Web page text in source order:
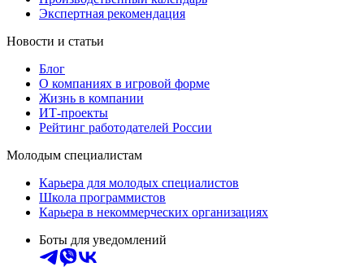
Экспертная рекомендация
Новости и статьи
Блог
О компаниях в игровой форме
Жизнь в компании
ИТ-проекты
Рейтинг работодателей России
Молодым специалистам
Карьера для молодых специалистов
Школа программистов
Карьера в некоммерческих организациях
Боты для уведомлений